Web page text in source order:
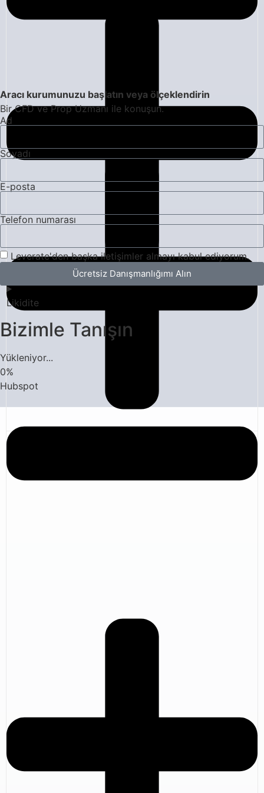
Likidite
Aracı kurumunuzu başlatın veya ölçeklendirin
Bir CFD ve Prop Uzmanı ile konuşun.
Ad
Soyadı
E-posta
Telefon numarası
Leverate'den başka iletişimler almayı kabul ediyorum.
Ücretsiz Danışmanlığımı Alın
Bizimle Tanışın
Yükleniyor...
0%
Hubspot